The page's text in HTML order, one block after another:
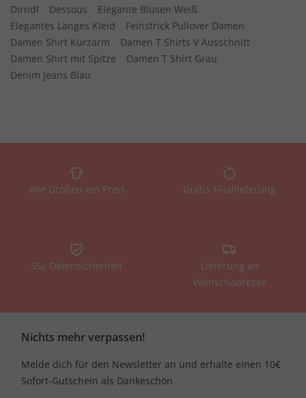
Dirndl Dessous
Elegante Blusen Weiß
Elegantes Langes Kleid
Feinstrick Pullover Damen
Damen Shirt Kurzarm
Damen T Shirts V Ausschnitt
Damen Shirt mit Spitze
Damen T Shirt Grau
Denim Jeans Blau
Alle Größen ein Preis Gratis Filiallieferung
SSL Datensicherheit
Lieferung an
Wunschadresse
Nichts mehr verpassen!
Melde dich für den Newsletter an und erhalte einen 10€
Sofort-Gutschein als Dankeschön